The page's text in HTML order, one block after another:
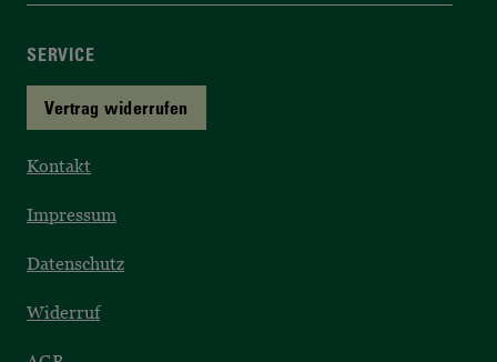
SERVICE
Vertrag widerrufen
Kontakt
Impressum
Datenschutz
Widerruf